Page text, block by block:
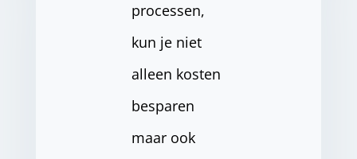
processen,
kun je niet
alleen kosten
besparen
maar ook